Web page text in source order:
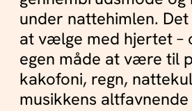
under nattehimlen.
at vælge med hjertet –
egen måde at være til
kakofoni, regn,
musikkens